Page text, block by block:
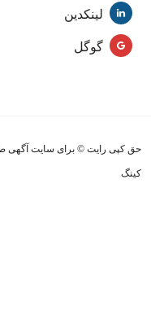
لینکدین
گوگل
حق کپی رایت © برای سایت آگهی
کینگ